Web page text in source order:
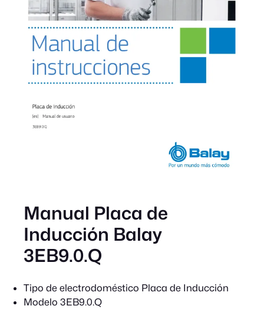
Manual Placa de
Inducción Balay
3EB9.0.Q
Tipo de electrodoméstico Placa de Inducción
Modelo 3EB9.0.Q